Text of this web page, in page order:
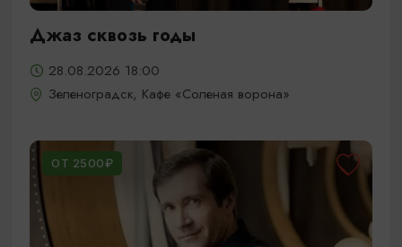
Джаз сквозь годы
28.08.2026 18:00
Зеленоградск, Кафе «Соленая ворона»
ОТ 2500₽